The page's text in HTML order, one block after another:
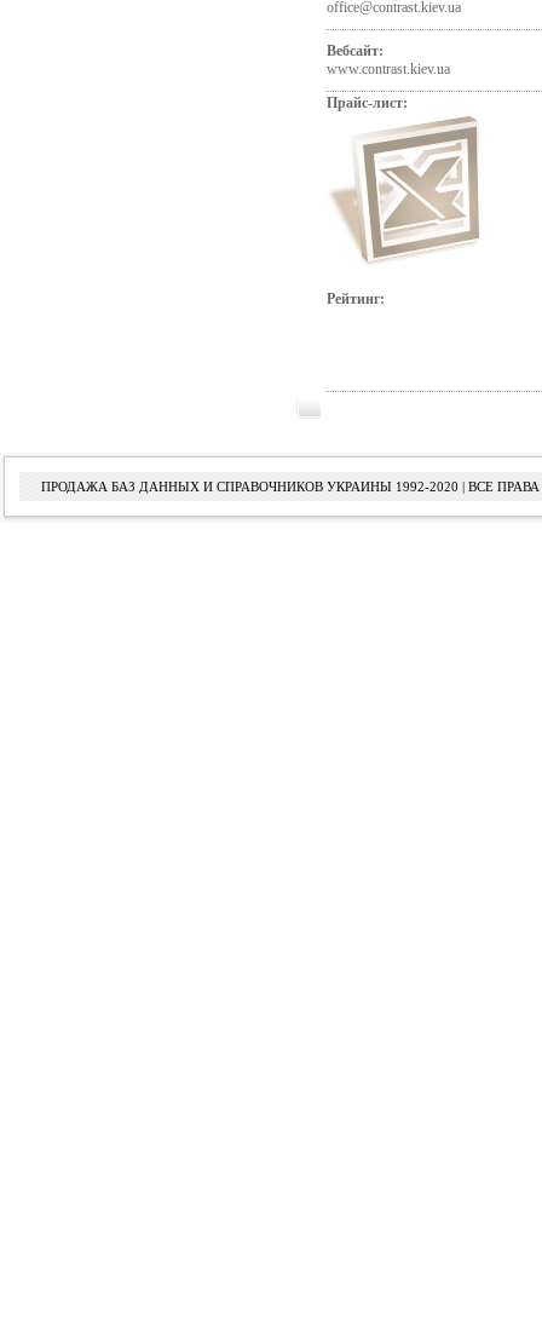
office@contrast.kiev.ua
Вебсайт:
www.contrast.kiev.ua
Прайс-лист:
Рейтинг:
ПРОДАЖА БАЗ ДАННЫХ И СПРАВОЧНИКОВ УКРАИНЫ 1992-2020 | ВСЕ